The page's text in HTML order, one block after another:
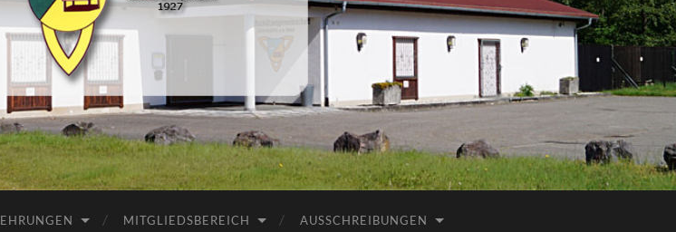
SSG-
Hohberg
e.V.
online
EHRUNGEN MITGLIEDSBEREICH AUSSCHREIBUNGEN